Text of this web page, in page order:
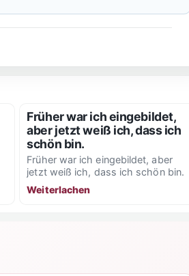
Früher war ich eingebildet,
aber jetzt weiß ich, dass ich
schön bin.
Früher war ich eingebildet, aber
jetzt weiß ich, dass ich schön bin.
Weiterlachen